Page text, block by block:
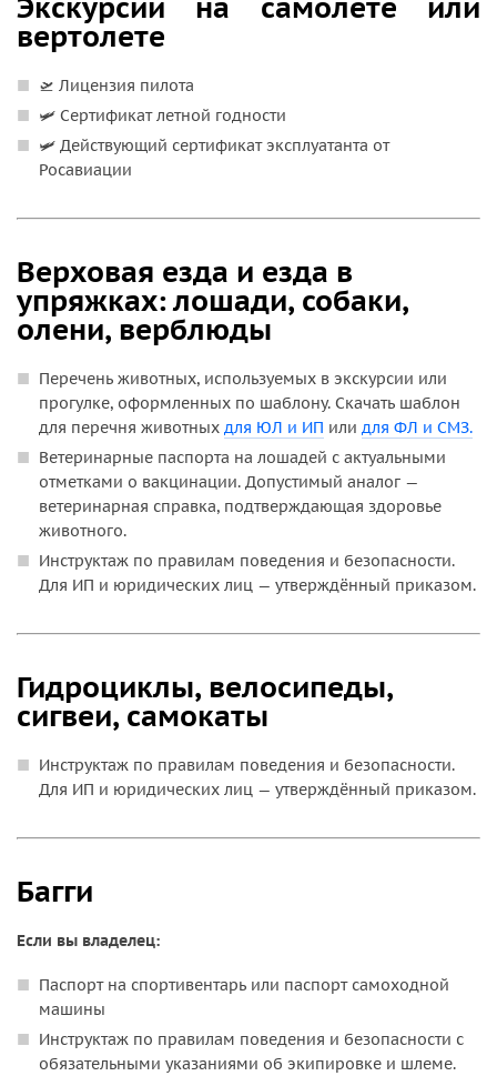
вертолете
🛫 Лицензия пилота
🛩️ Сертификат летной годности
🛩️ Действующий сертификат эксплуатанта от
Росавиации
Верховая езда и езда в
упряжках: лошади, собаки,
олени, верблюды
Перечень животных, используемых в экскурсии или
прогулке, оформленных по шаблону. Скачать шаблон
для перечня животных для ЮЛ и ИП или для ФЛ и СМЗ.
Ветеринарные паспорта на лошадей с актуальными
отметками о вакцинации. Допустимый аналог —
ветеринарная справка, подтверждающая здоровье
животного.
Инструктаж по правилам поведения и безопасности.
Для ИП и юридических лиц — утверждённый приказом.
Гидроциклы, велосипеды,
сигвеи, самокаты
Инструктаж по правилам поведения и безопасности.
Для ИП и юридических лиц — утверждённый приказом.
Багги
Если вы владелец:
Паспорт на спортивентарь или паспорт самоходной
машины
Инструктаж по правилам поведения и безопасности с
обязательными указаниями об экипировке и шлеме.